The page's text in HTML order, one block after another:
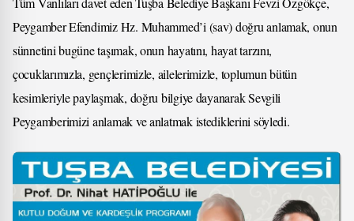
Peygamber Efendimiz Hz. Muhammed’i (sav) doğru anlamak, onun
sünnetini bugüne taşımak, onun hayatını, hayat tarzını,
çocuklarımızla, gençlerimizle, ailelerimizle, toplumun bütün
kesimleriyle paylaşmak, doğru bilgiye dayanarak Sevgili
Peygamberimizi anlamak ve anlatmak istediklerini söyledi.